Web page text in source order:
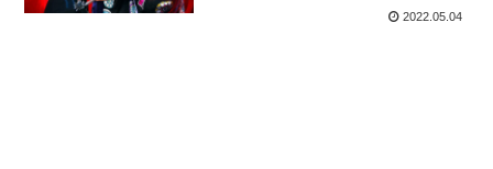
2022.05.04